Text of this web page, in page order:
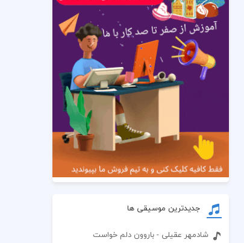
جدیدترین موسیقی ها
شادمهر عقیلی - باروون دلم خواست